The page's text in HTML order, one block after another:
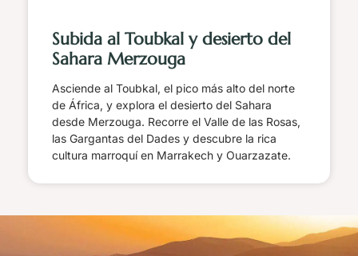
Subida al Toubkal y desierto del
Sahara Merzouga
Asciende al Toubkal, el pico más alto del norte
de África, y explora el desierto del Sahara
desde Merzouga. Recorre el Valle de las Rosas,
las Gargantas del Dades y descubre la rica
cultura marroquí en Marrakech y Ouarzazate.